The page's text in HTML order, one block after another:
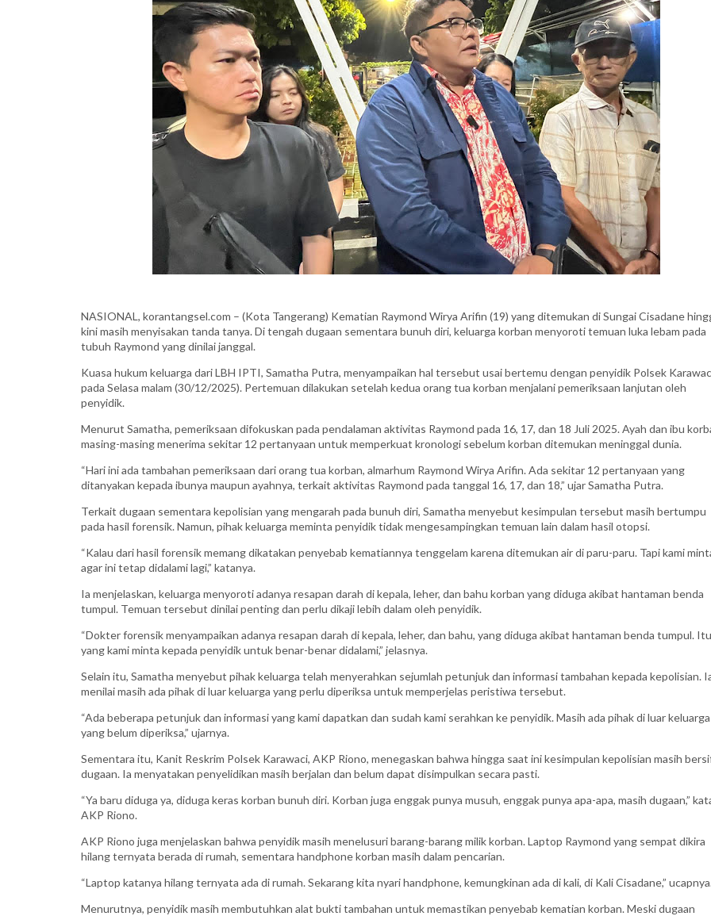
NASIONAL, korantangsel.com – (Kota Tangerang) Kematian Raymond Wirya Arifin (19) yang ditemukan di Sungai Cisadane
kini masih menyisakan tanda tanya. Di tengah dugaan sementara bunuh diri, keluarga korban menyoroti temuan luka lebam pada
tubuh Raymond yang dinilai janggal.
Kuasa hukum keluarga dari LBH IPTI, Samatha Putra, menyampaikan hal tersebut usai bertemu dengan penyidik Polsek
pada Selasa malam (30/12/2025). Pertemuan dilakukan setelah kedua orang tua korban menjalani pemeriksaan lanjutan oleh
penyidik.
Menurut Samatha, pemeriksaan difokuskan pada pendalaman aktivitas Raymond pada 16, 17, dan 18 Juli 2025. Ayah dan ibu
masing-masing menerima sekitar 12 pertanyaan untuk memperkuat kronologi sebelum korban ditemukan meninggal dunia.
“Hari ini ada tambahan pemeriksaan dari orang tua korban, almarhum Raymond Wirya Arifin. Ada sekitar 12 pertanyaan yang
ditanyakan kepada ibunya maupun ayahnya, terkait aktivitas Raymond pada tanggal 16, 17, dan 18,” ujar Samatha Putra.
Terkait dugaan sementara kepolisian yang mengarah pada bunuh diri, Samatha menyebut kesimpulan tersebut masih bertumpu
pada hasil forensik. Namun, pihak keluarga meminta penyidik tidak mengesampingkan temuan lain dalam hasil otopsi.
“Kalau dari hasil forensik memang dikatakan penyebab kematiannya tenggelam karena ditemukan air di paru-paru. Tapi kami
agar ini tetap didalami lagi,” katanya.
Ia menjelaskan, keluarga menyoroti adanya resapan darah di kepala, leher, dan bahu korban yang diduga akibat hantaman benda
tumpul. Temuan tersebut dinilai penting dan perlu dikaji lebih dalam oleh penyidik.
“Dokter forensik menyampaikan adanya resapan darah di kepala, leher, dan bahu, yang diduga akibat hantaman benda tumpul. Itu
yang kami minta kepada penyidik untuk benar-benar didalami,” jelasnya.
Selain itu, Samatha menyebut pihak keluarga telah menyerahkan sejumlah petunjuk dan informasi tambahan kepada kepolisian.
menilai masih ada pihak di luar keluarga yang perlu diperiksa untuk memperjelas peristiwa tersebut.
“Ada beberapa petunjuk dan informasi yang kami dapatkan dan sudah kami serahkan ke penyidik. Masih ada pihak di luar keluarga
yang belum diperiksa,” ujarnya.
Sementara itu, Kanit Reskrim Polsek Karawaci, AKP Riono, menegaskan bahwa hingga saat ini kesimpulan kepolisian masih
dugaan. Ia menyatakan penyelidikan masih berjalan dan belum dapat disimpulkan secara pasti.
“Ya baru diduga ya, diduga keras korban bunuh diri. Korban juga enggak punya musuh, enggak punya apa-apa, masih dugaan,”
AKP Riono.
AKP Riono juga menjelaskan bahwa penyidik masih menelusuri barang-barang milik korban. Laptop Raymond yang sempat dikira
hilang ternyata berada di rumah, sementara handphone korban masih dalam pencarian.
“Laptop katanya hilang ternyata ada di rumah. Sekarang kita nyari handphone, kemungkinan ada di kali, di Kali Cisadane,”
Menurutnya, penyidik masih membutuhkan alat bukti tambahan untuk memastikan penyebab kematian korban. Meski dugaan